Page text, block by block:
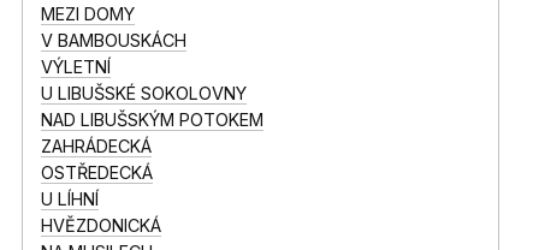
MEZI DOMY
V BAMBOUSKÁCH
VÝLETNÍ
U LIBUŠSKÉ SOKOLOVNY
NAD LIBUŠSKÝM POTOKEM
ZAHRÁDECKÁ
OSTŘEDECKÁ
U LÍHNÍ
HVĚZDONICKÁ